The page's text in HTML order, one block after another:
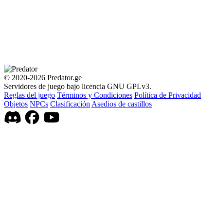
© 2020-2026 Predator.ge
Servidores de juego bajo licencia GNU GPLv3.
Reglas del juego Términos y Condiciones Política de Privacidad
Objetos NPCs Clasificación Asedios de castillos